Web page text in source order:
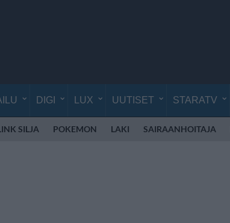
DIGI LUX UUTISET STARATV
SILJA POKEMON LAKI SAIRAANHOITAJA